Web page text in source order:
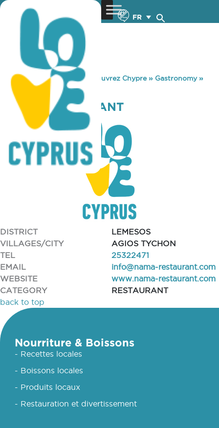
FR
You are here: Home »Découvrez Chypre» Gastronomy»
NAMA RESTAURANT
NAMA RESTAURANT
DISTRICT
LEMESOS
VILLAGES/CITY
AGIOS TYCHON
TEL
25322471
EMAIL
info@nama-restaurant.com
WEBSITE
www.nama-restaurant.com
CATEGORY
RESTAURANT
back to top
Nourriture & Boissons
- Recettes locales
- Boissons locales
- Produits locaux
- Restauration et divertissement